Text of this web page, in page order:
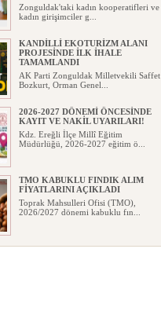
Zonguldak'taki kadın kooperatifleri ve
kadın girişimciler g...
KANDİLLİ EKOTURİZM ALANI
PROJESİNDE İLK İHALE
TAMAMLANDI
AK Parti Zonguldak Milletvekili Saffet
Bozkurt, Orman Genel...
2026-2027 DÖNEMİ ÖNCESİNDE
KAYIT VE NAKİL UYARILARI!
Kdz. Ereğli İlçe Millî Eğitim
Müdürlüğü, 2026-2027 eğitim ö...
TMO KABUKLU FINDIK ALIM
FİYATLARINI AÇIKLADI
Toprak Mahsulleri Ofisi (TMO),
2026/2027 dönemi kabuklu fın...
YENİ PARTİ ZONGULDAK